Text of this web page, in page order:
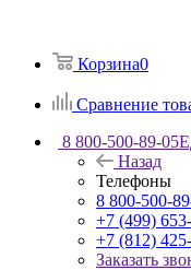
Корзина0
Сравнение
8 800-500-89-05
Назад
Телефоны
8 800-500-
+7 (499)
+7 (812)
Заказать